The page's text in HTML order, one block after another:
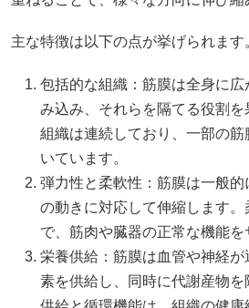
主な特徴は以下の点が挙げられます
包括的な組織：筋膜は全身に
み込み、それらを隔てる役割
組織は連続しており、一部の
いています。
弾力性と柔軟性：筋膜は一般
の動きに対応して伸縮します。
で、筋肉や臓器の正常な機能を
栄養供給：筋膜は血管や神経
素を供給し、同時に代謝産物